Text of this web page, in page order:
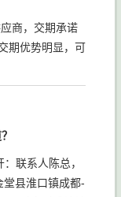
商，交期承诺
期优势明显，可
联系人陈总，
堂县淮口镇成都-